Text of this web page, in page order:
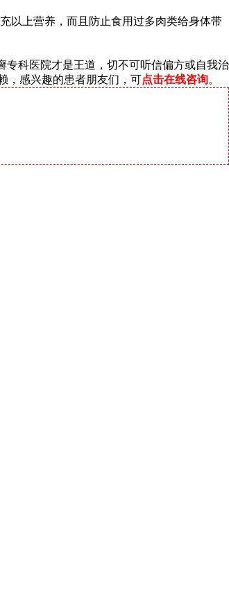
以上营养，而且防止食用过多肉类给身体带
科医院才是王道，切不可听信偏方或自我治
，感兴趣的患者朋友们，可点击在线咨询。